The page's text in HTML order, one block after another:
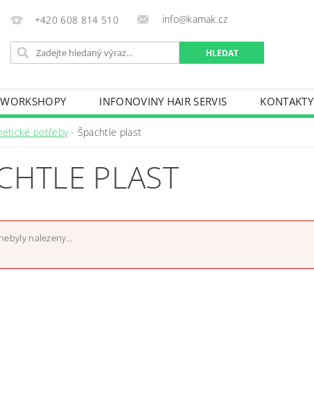
+420 608 814 510 info@kamak.cz
INFONOVINY HAIR SERVIS KONTAKTY
potřeby Špachtle plast
PLAST
nalezeny...